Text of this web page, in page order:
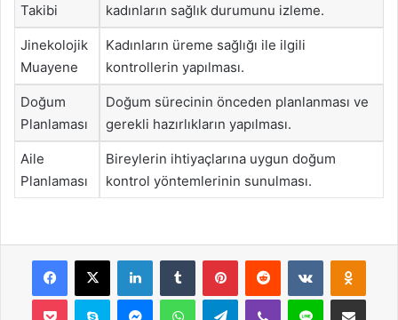
Takibi
kadınların sağlık durumunu izleme.
Jinekolojik
Muayene
Kadınların üreme sağlığı ile ilgili
kontrollerin yapılması.
Doğum
Planlaması
Doğum sürecinin önceden planlanması ve
gerekli hazırlıkların yapılması.
Aile
Planlaması
Bireylerin ihtiyaçlarına uygun doğum
kontrol yöntemlerinin sunulması.
Facebook
X LinkedInTumblr PinterestReddit VKontakte
Pocket Skype MessengerWhatsAppTelegramViber Line E-Posta ile